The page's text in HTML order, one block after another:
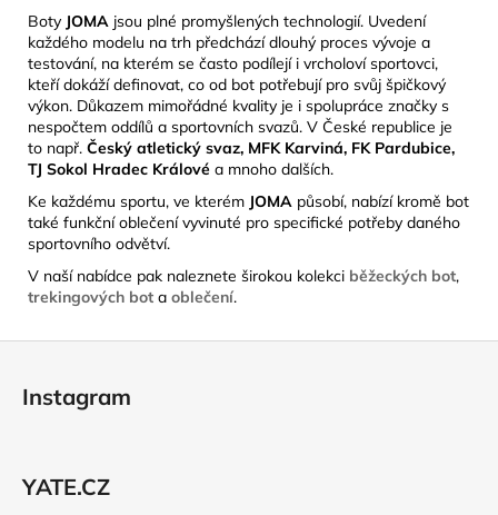
Boty JOMA jsou plné promyšlených technologií. Uvedení
každého modelu na trh předchází dlouhý proces vývoje a
testování, na kterém se často podílejí i vrcholoví sportovci,
kteří dokáží definovat, co od bot potřebují pro svůj špičkový
výkon. Důkazem mimořádné kvality je i spolupráce značky s
nespočtem oddílů a sportovních svazů. V České republice je
to např. Český atletický svaz, MFK Karviná, FK Pardubice,
TJ Sokol Hradec Králové a mnoho dalších.
Ke každému sportu, ve kterém JOMA působí, nabízí kromě bot
také funkční oblečení vyvinuté pro specifické potřeby daného
sportovního odvětví.
V naší nabídce pak naleznete širokou kolekci běžeckých bot,
trekingových bot a oblečení.
Instagram
YATE.CZ